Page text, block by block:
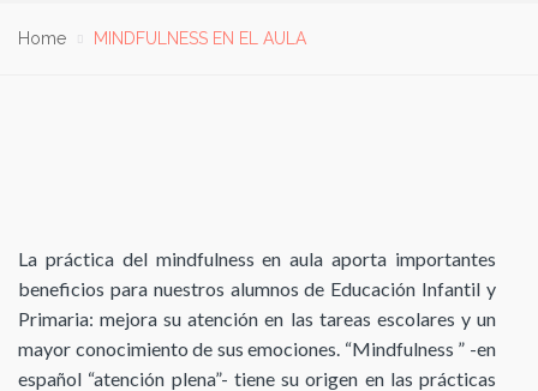
Home MINDFULNESS EN EL AULA
La práctica del mindfulness en aula aporta importantes
beneficios para nuestros alumnos de Educación Infantil y
Primaria: mejora su atención en las tareas escolares y un
mayor conocimiento de sus emociones. “Mindfulness ” -en
español “atención plena”- tiene su origen en las prácticas